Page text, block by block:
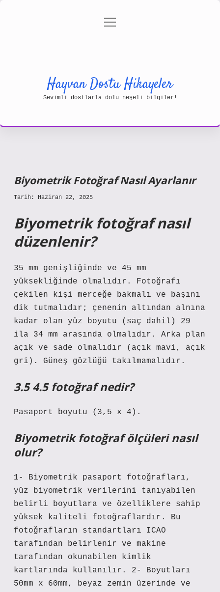
Gizlilik Politikası
menüyü
Hayvan Dostu Hikayeler
Sevimli dostlarla dolu neşeli bilgiler!
Biyometrik Fotoğraf Nasıl Ayarlanır
Tarih: Haziran 22, 2025
Biyometrik fotoğraf nasıl
düzenlenir?
35 mm genişliğinde ve 45 mm
yüksekliğinde olmalıdır. Fotoğrafı
çekilen kişi merceğe bakmalı ve başını
dik tutmalıdır; çenenin altından alnına
kadar olan yüz boyutu (saç dahil) 29
ila 34 mm arasında olmalıdır. Arka plan
açık ve sade olmalıdır (açık mavi, açık
gri). Güneş gözlüğü takılmamalıdır.
3.5 4.5 fotoğraf nedir?
Pasaport boyutu (3,5 x 4).
Biyometrik fotoğraf ölçüleri nasıl
olur?
1- Biyometrik pasaport fotoğrafları,
yüz biyometrik verilerini tanıyabilen
belirli boyutlara ve özelliklere sahip
yüksek kaliteli fotoğraflardır. Bu
fotoğrafların standartları ICAO
tarafından belirlenir ve makine
tarafından okunabilen kimlik
kartlarında kullanılır. 2- Boyutları
50mm x 60mm, beyaz zemin üzerinde ve